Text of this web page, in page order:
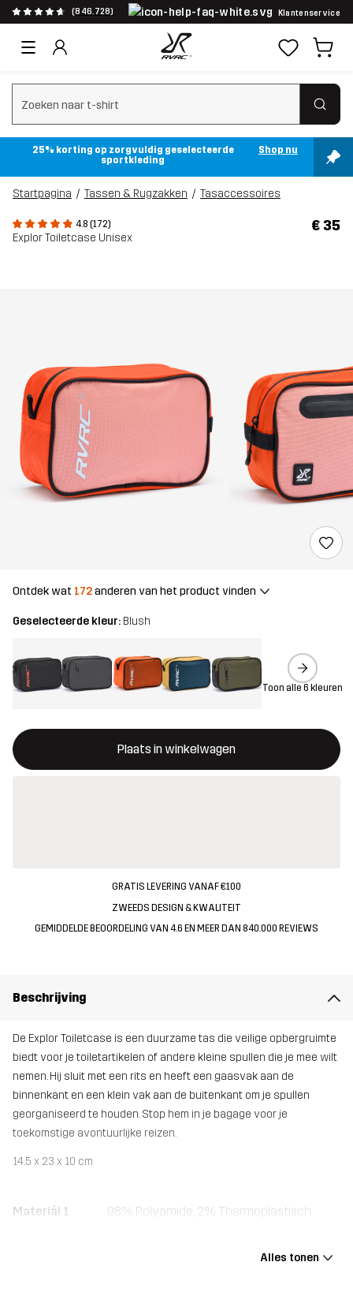
(846.728) Klantenservice
Zoeken wissen
25% korting op zorgvuldig geselecteerde
sportkleding
Shop nu
Startpagina Tassen & Rugzakken Tasaccessoires
4.8 (172)
Explor Toiletcase Unisex
€ 35
Ontdek wat 172anderen van het product vinden
Geselecteerde kleur: Blush
Toon alle 6 kleuren
Plaats in winkelwagen
Deze knop opent een modal met de bevestiging van een
{{size}} niet beschikbaar
GRATIS LEVERING VANAF €100
ZWEEDS DESIGN & KWALITEIT
GEMIDDELDE BEOORDELING VAN 4.6 EN MEER DAN 840.000 REVIEWS
Beschrijving
De Explor Toiletcase is een duurzame tas die veilige opbergruimte
biedt voor je toiletartikelen of andere kleine spullen die je mee wilt
nemen. Hij sluit met een rits en heeft een gaasvak aan de
binnenkant en een klein vak aan de buitenkant om je spullen
georganiseerd te houden. Stop hem in je bagage voor je
toekomstige avontuurlijke reizen.
14.5 x 23 x 10 cm
Materiál 1
98% Polyamide, 2% Thermoplastisch
Alles tonen